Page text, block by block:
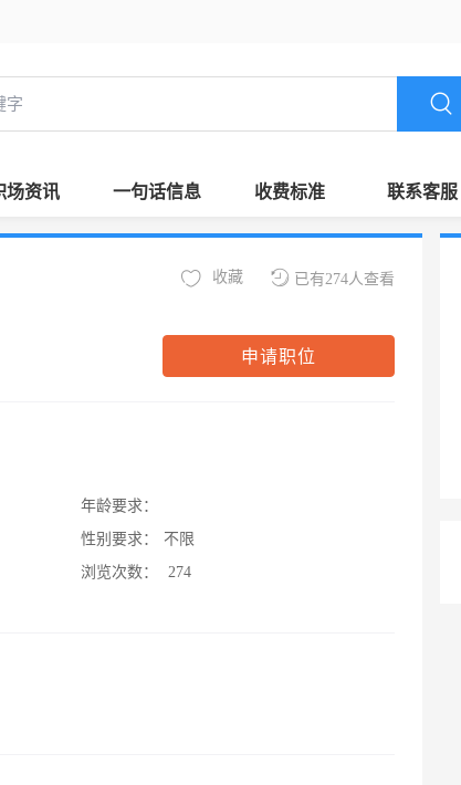
场资讯 一句话信息 收费标准 联系客服
已有274人查看
收藏
申请职位
年龄要求：
性别要求：
不限
浏览次数：
274